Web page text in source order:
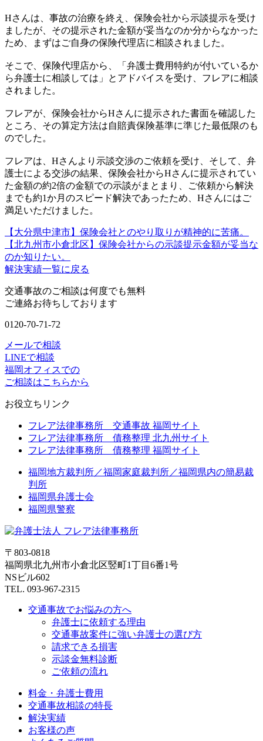
Hさんは、事故の治療を終え、保険会社から示談提示を受け
ましたが、その提示された金額が妥当なのか分からなかった
ため、まずはご自身の保険代理店に相談されました。
そこで、保険代理店から、「弁護士費用特約が付いているか
ら弁護士に相談しては」とアドバイスを受け、フレアに相談
されました。
フレアが、保険会社からHさんに提示された書面を確認した
ところ、その算定方法は自賠責保険基準に準じた最低限のも
のでした。
フレアは、Hさんより示談交渉のご依頼を受け、そして、弁
護士による交渉の結果、 保険会社からHさんに提示されてい
た金額の約2倍の金額での示談がまとまり、
ご依頼から解決
までも約1か月のスピード解決であったため、Hさんにはご
満足いただけました。
【大分県中津市】保険会社とのやり取りが精神的に苦痛。
【北九州市小倉北区】保険会社からの示談提示金額が妥当な
のか知りたい。
解決実績一覧に戻る
交通事故のご相談は何度でも無料
ご連絡お待ちしております
0120-70-71-72
メールで相談
LINEで相談
福岡オフィスでの
ご相談はこちらから
お役立ちリンク
フレア法律事務所 交通事故 福岡サイト
フレア法律事務所 債務整理 北九州サイト
フレア法律事務所 債務整理 福岡サイト
福岡地方裁判所／福岡家庭裁判所／福岡県内の簡易裁
判所
福岡県弁護士会
福岡県警察
〒803-0818
福岡県北九州市小倉北区竪町1丁目6番1号
NSビル602
TEL. 093-967-2315
交通事故でお悩みの方へ
弁護士に依頼する理由
交通事故案件に強い弁護士の選び方
請求できる損害
示談金無料診断
ご依頼の流れ
料金・弁護士費用
交通事故相談の特長
解決実績
お客様の声